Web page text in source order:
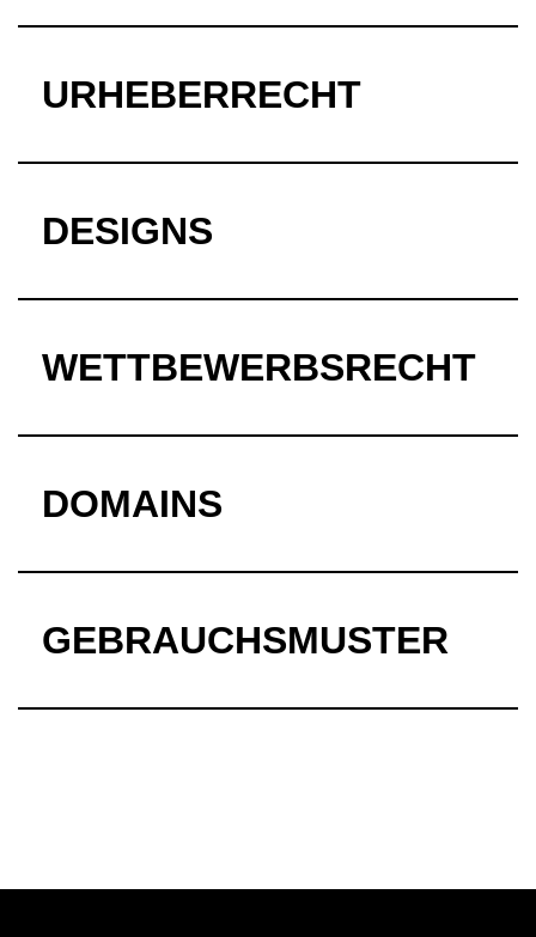
URHEBERRECHT
DESIGNS
WETTBEWERBSRECHT
DOMAINS
GEBRAUCHSMUSTER